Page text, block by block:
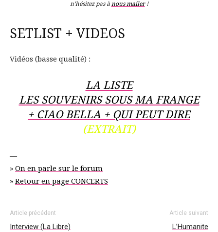
n’hésitez pas à nous mailer!
SETLIST + VIDEOS
Vidéos (basse qualité) :
LA LISTE
LES SOUVENIRS SOUS MA FRANGE
+ CIAO BELLA + QUI PEUT DIRE
(EXTRAIT)
—
» On en parle sur le forum
» Retour en page CONCERTS
Article précédent
Interview (La Libre)
Article suivant
L’Humanite